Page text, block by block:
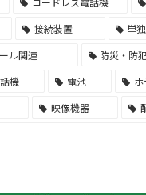
接続装置
単
ル関連
防災・防
機
電池
映像機器